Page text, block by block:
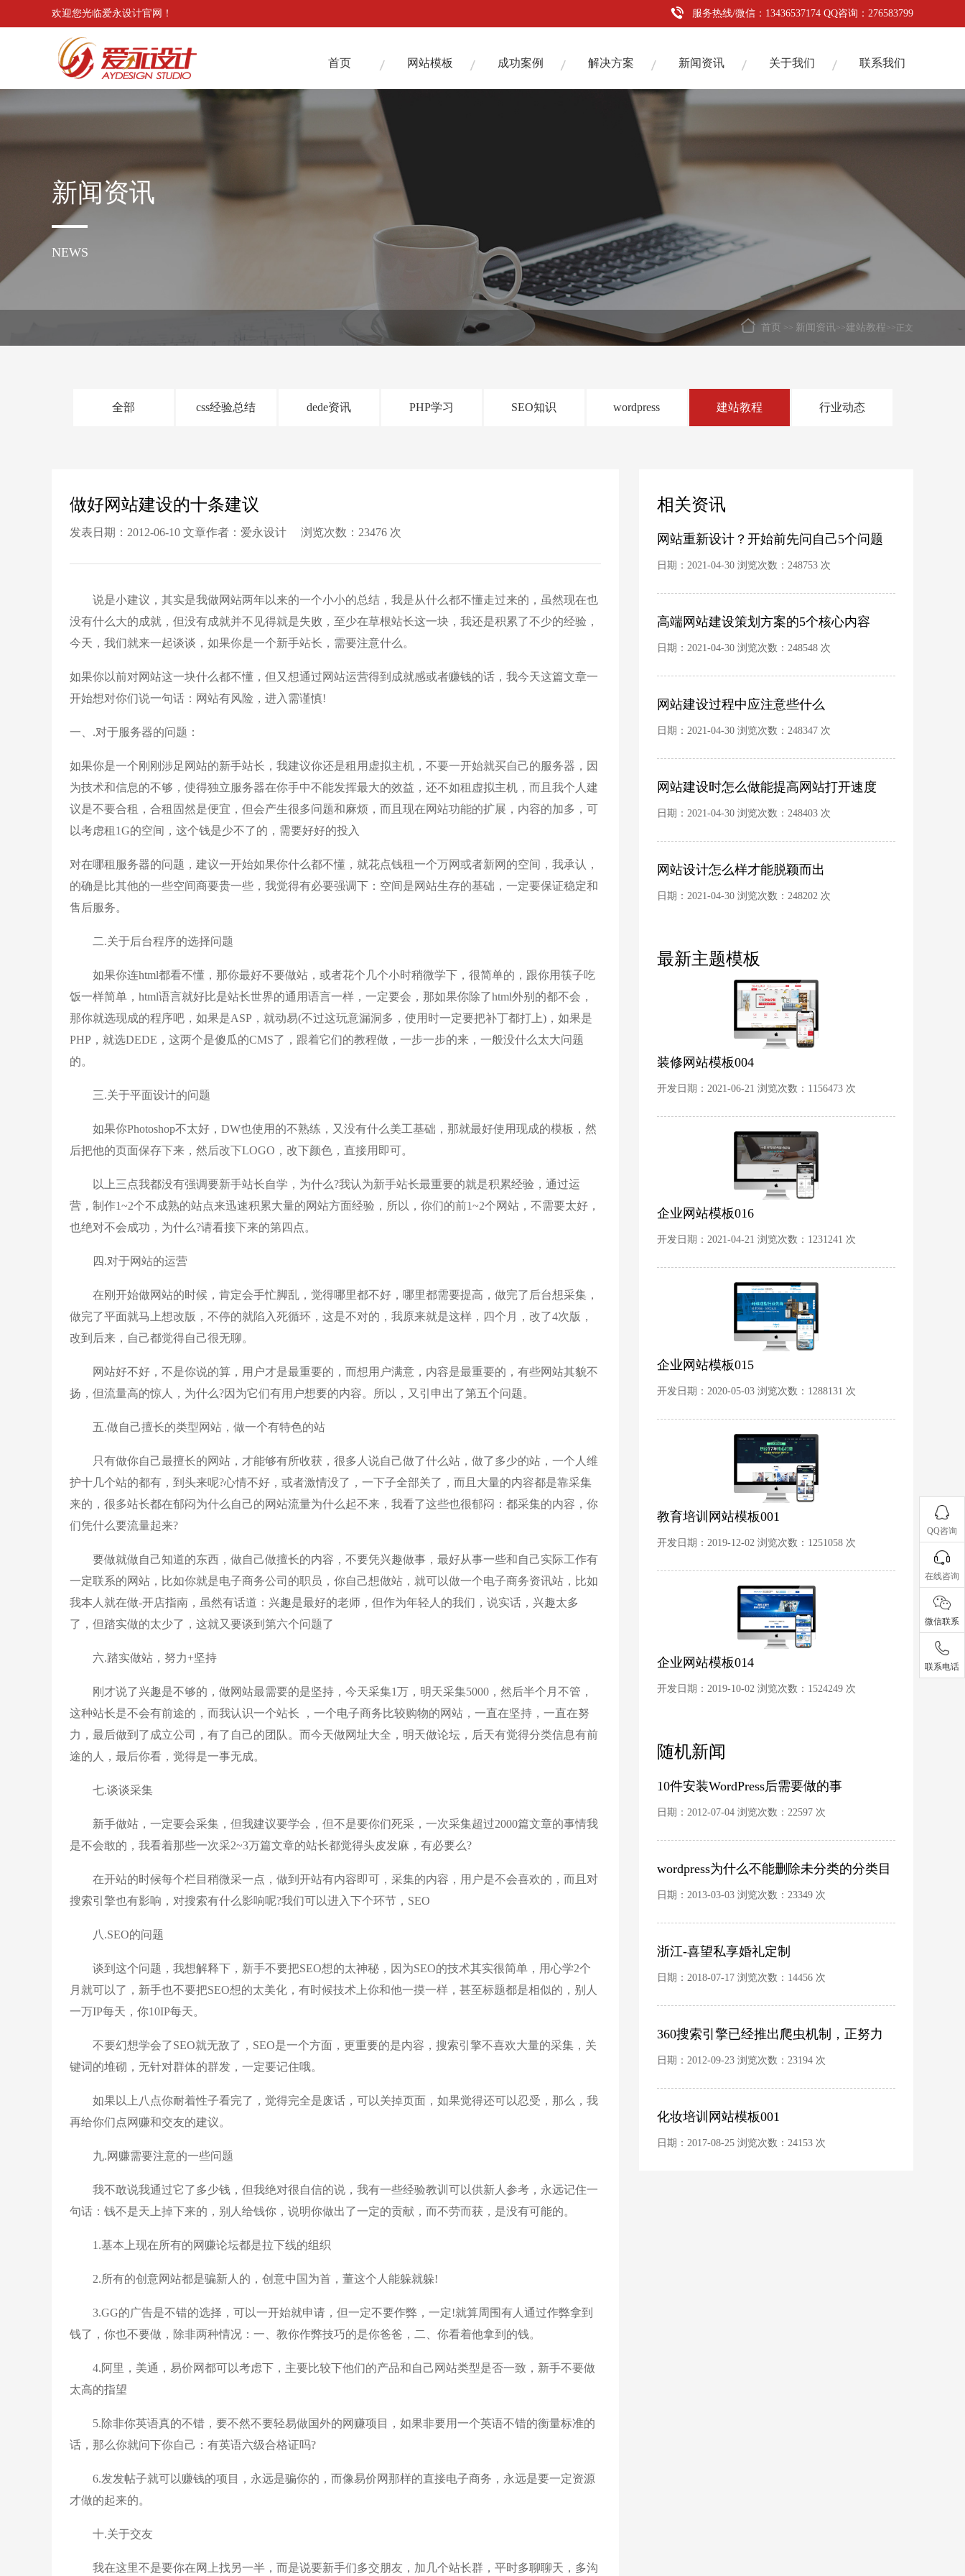
欢迎您光临爱永设计官网！ 服务热线/微信：13436537174 QQ咨询：276583799
首页 网站模板 成功案例 解决方案 新闻资讯 关于我们 联系我们
新闻资讯
NEWS
首页 >> 新闻资讯>>建站教程>>正文
全部 css经验总结 dede资讯 PHP学习 SEO知识 wordpress 建站教程 行业动态
做好网站建设的十条建议
发表日期：2012-06-10 文章作者：爱永设计 浏览次数：23476 次
说是小建议，其实是我做网站两年以来的一个小小的总结，我是从什么都不懂走过来的，虽然现在也
没有什么大的成就，但没有成就并不见得就是失败，至少在草根站长这一块，我还是积累了不少的经验，
今天，我们就来一起谈谈，如果你是一个新手站长，需要注意什么。
如果你以前对网站这一块什么都不懂，但又想通过网站运营得到成就感或者赚钱的话，我今天这篇文章一
开始想对你们说一句话：网站有风险，进入需谨慎!
一、.对于服务器的问题：
如果你是一个刚刚涉足网站的新手站长，我建议你还是租用虚拟主机，不要一开始就买自己的服务器，因
为技术和信息的不够，使得独立服务器在你手中不能发挥最大的效益，还不如租虚拟主机，而且我个人建
议是不要合租，合租固然是便宜，但会产生很多问题和麻烦，而且现在网站功能的扩展，内容的加多，可
以考虑租1G的空间，这个钱是少不了的，需要好好的投入
对在哪租服务器的问题，建议一开始如果你什么都不懂，就花点钱租一个万网或者新网的空间，我承认，
的确是比其他的一些空间商要贵一些，我觉得有必要强调下：空间是网站生存的基础，一定要保证稳定和
售后服务。
二.关于后台程序的选择问题
如果你连html都看不懂，那你最好不要做站，或者花个几个小时稍微学下，很简单的，跟你用筷子吃
饭一样简单，html语言就好比是站长世界的通用语言一样，一定要会，那如果你除了html外别的都不会，
那你就选现成的程序吧，如果是ASP，就动易(不过这玩意漏洞多，使用时一定要把补丁都打上)，如果是
PHP，就选DEDE，这两个是傻瓜的CMS了，跟着它们的教程做，一步一步的来，一般没什么太大问题
的。
三.关于平面设计的问题
如果你Photoshop不太好，DW也使用的不熟练，又没有什么美工基础，那就最好使用现成的模板，然
后把他的页面保存下来，然后改下LOGO，改下颜色，直接用即可。
以上三点我都没有强调要新手站长自学，为什么?我认为新手站长最重要的就是积累经验，通过运
营，制作1~2个不成熟的站点来迅速积累大量的网站方面经验，所以，你们的前1~2个网站，不需要太好，
也绝对不会成功，为什么?请看接下来的第四点。
四.对于网站的运营
在刚开始做网站的时候，肯定会手忙脚乱，觉得哪里都不好，哪里都需要提高，做完了后台想采集，
做完了平面就马上想改版，不停的就陷入死循环，这是不对的，我原来就是这样，四个月，改了4次版，
改到后来，自己都觉得自己很无聊。
网站好不好，不是你说的算，用户才是最重要的，而想用户满意，内容是最重要的，有些网站其貌不
扬，但流量高的惊人，为什么?因为它们有用户想要的内容。所以，又引申出了第五个问题。
五.做自己擅长的类型网站，做一个有特色的站
只有做你自己最擅长的网站，才能够有所收获，很多人说自己做了什么站，做了多少的站，一个人维
护十几个站的都有，到头来呢?心情不好，或者激情没了，一下子全部关了，而且大量的内容都是靠采集
来的，很多站长都在郁闷为什么自己的网站流量为什么起不来，我看了这些也很郁闷：都采集的内容，你
们凭什么要流量起来?
要做就做自己知道的东西，做自己做擅长的内容，不要凭兴趣做事，最好从事一些和自己实际工作有
一定联系的网站，比如你就是电子商务公司的职员，你自己想做站，就可以做一个电子商务资讯站，比如
我本人就在做-开店指南，虽然有话道：兴趣是最好的老师，但作为年轻人的我们，说实话，兴趣太多
了，但踏实做的太少了，这就又要谈到第六个问题了
六.踏实做站，努力+坚持
刚才说了兴趣是不够的，做网站最需要的是坚持，今天采集1万，明天采集5000，然后半个月不管，
这种站长是不会有前途的，而我认识一个站长 ，一个电子商务比较购物的网站，一直在坚持，一直在努
力，最后做到了成立公司，有了自己的团队。而今天做网址大全，明天做论坛，后天有觉得分类信息有前
途的人，最后你看，觉得是一事无成。
七.谈谈采集
新手做站，一定要会采集，但我建议要学会，但不是要你们死采，一次采集超过2000篇文章的事情我
是不会敢的，我看着那些一次采2~3万篇文章的站长都觉得头皮发麻，有必要么?
在开站的时候每个栏目稍微采一点，做到开站有内容即可，采集的内容，用户是不会喜欢的，而且对
搜索引擎也有影响，对搜索有什么影响呢?我们可以进入下个环节，SEO
八.SEO的问题
谈到这个问题，我想解释下，新手不要把SEO想的太神秘，因为SEO的技术其实很简单，用心学2个
月就可以了，新手也不要把SEO想的太美化，有时候技术上你和他一摸一样，甚至标题都是相似的，别人
一万IP每天，你10IP每天。
不要幻想学会了SEO就无敌了，SEO是一个方面，更重要的是内容，搜索引擎不喜欢大量的采集，关
键词的堆砌，无针对群体的群发，一定要记住哦。
如果以上八点你耐着性子看完了，觉得完全是废话，可以关掉页面，如果觉得还可以忍受，那么，我
再给你们点网赚和交友的建议。
九.网赚需要注意的一些问题
我不敢说我通过它了多少钱，但我绝对很自信的说，我有一些经验教训可以供新人参考，永远记住一
句话：钱不是天上掉下来的，别人给钱你，说明你做出了一定的贡献，而不劳而获，是没有可能的。
1.基本上现在所有的网赚论坛都是拉下线的组织
2.所有的创意网站都是骗新人的，创意中国为首，董这个人能躲就躲!
3.GG的广告是不错的选择，可以一开始就申请，但一定不要作弊，一定!就算周围有人通过作弊拿到
钱了，你也不要做，除非两种情况：一、教你作弊技巧的是你爸爸，二、你看着他拿到的钱。
4.阿里，美通，易价网都可以考虑下，主要比较下他们的产品和自己网站类型是否一致，新手不要做
太高的指望
5.除非你英语真的不错，要不然不要轻易做国外的网赚项目，如果非要用一个英语不错的衡量标准的
话，那么你就问下你自己：有英语六级合格证吗?
6.发发帖子就可以赚钱的项目，永远是骗你的，而像易价网那样的直接电子商务，永远是要一定资源
才做的起来的。
十.关于交友
我在这里不是要你在网上找另一半，而是说要新手们多交朋友，加几个站长群，平时多聊聊天，多沟
相关资讯
网站重新设计？开始前先问自己5个问题
日期：2021-04-30 浏览次数：248753 次
高端网站建设策划方案的5个核心内容
日期：2021-04-30 浏览次数：248548 次
网站建设过程中应注意些什么
日期：2021-04-30 浏览次数：248347 次
网站建设时怎么做能提高网站打开速度
日期：2021-04-30 浏览次数：248403 次
网站设计怎么样才能脱颖而出
日期：2021-04-30 浏览次数：248202 次
最新主题模板
装修网站模板004
开发日期：2021-06-21 浏览次数：1156473 次
企业网站模板016
开发日期：2021-04-21 浏览次数：1231241 次
企业网站模板015
开发日期：2020-05-03 浏览次数：1288131 次
教育培训网站模板001
开发日期：2019-12-02 浏览次数：1251058 次
企业网站模板014
开发日期：2019-10-02 浏览次数：1524249 次
随机新闻
10件安装WordPress后需要做的事
日期：2012-07-04 浏览次数：22597 次
wordpress为什么不能删除未分类的分类目
录
日期：2013-03-03 浏览次数：23349 次
浙江-喜望私享婚礼定制
日期：2018-07-17 浏览次数：14456 次
360搜索引擎已经推出爬虫机制，正努力
开发自己的竞价排名系统
日期：2012-09-23 浏览次数：23194 次
化妆培训网站模板001
日期：2017-08-25 浏览次数：24153 次
QQ咨询
在线咨询
微信联系
联系电话